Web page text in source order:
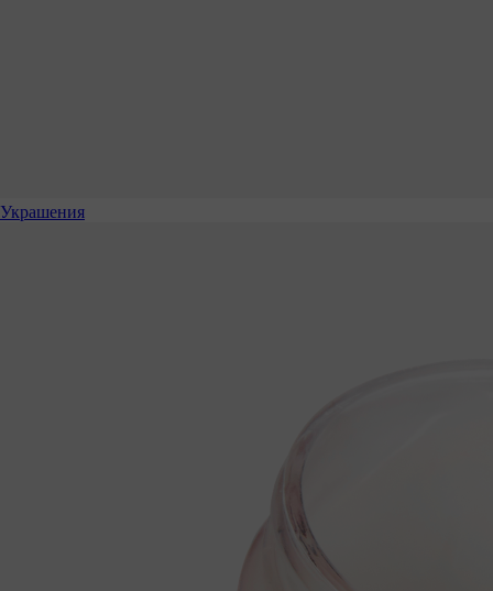
Украшения